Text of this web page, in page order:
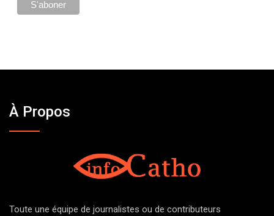
À Propos
Toute une équipe de journalistes ou de contributeurs